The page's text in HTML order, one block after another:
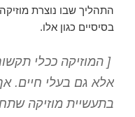
התהליך שבו נוצרת
בסיסיים כגון אלו.
[ המוזיקה ככלי
אלא גם בעלי חיים.
בתעשיית מוזיקה